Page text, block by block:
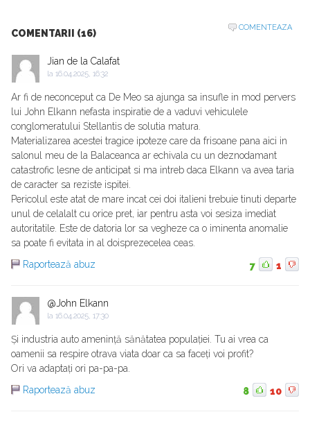
COMENTARII (16)
COMENTEAZA
Jian de la Calafat
la 16.04.2025, 16:32
Ar fi de neconceput ca De Meo sa ajunga sa insufle in mod pervers
lui John Elkann nefasta inspiratie de a vaduvi vehiculele
conglomeratului Stellantis de solutia matura.
Materializarea acestei tragice ipoteze care da frisoane pana aici in
salonul meu de la Balaceanca ar echivala cu un deznodamant
catastrofic lesne de anticipat si ma intreb daca Elkann va avea taria
de caracter sa reziste ispitei.
Pericolul este atat de mare incat cei doi italieni trebuie tinuti departe
unul de celalalt cu orice pret, iar pentru asta voi sesiza imediat
autoritatile. Este de datoria lor sa vegheze ca o iminenta anomalie
sa poate fi evitata in al doisprezecelea ceas.
Raportează abuz
7 1
@John Elkann
la 16.04.2025, 17:30
Și industria auto amenință sănătatea populației. Tu ai vrea ca
oamenii sa respire otrava viata doar ca sa faceți voi profit?
Ori va adaptați ori pa-pa-pa.
Raportează abuz
8 10